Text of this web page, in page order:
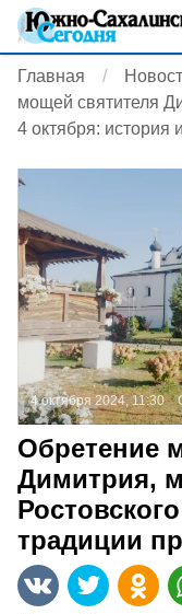
Главная
мощей святителя
4 октября: история
4 октября 2024, 11:30
Обретение
Димитрия,
традиции